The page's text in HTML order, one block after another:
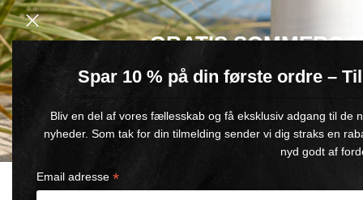
Spar 10 % på din første ordre –
Bliv en del af vores fællesskab og få eksklusiv adgang til
nyheder. Som tak for din tilmelding sender vi dig straks en
nyd godt af
Email adresse *
GRATIS
Køb for min. 600 kr.
– og få en GRATIS Blue Wonder Kropspleje
🎁 Gælder til og med d. 9. august
CONSEGNA RAPIDA
1-5 GIORNI LAVORATIVI
GARANZIA DI RIMBORSO DI 90